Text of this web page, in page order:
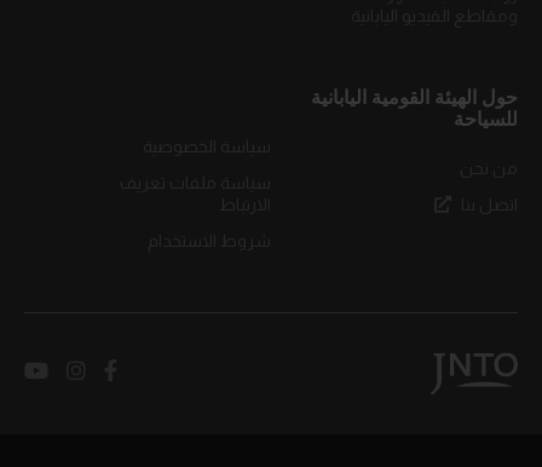
حول الهيئة القومية اليابانية
للسياحة